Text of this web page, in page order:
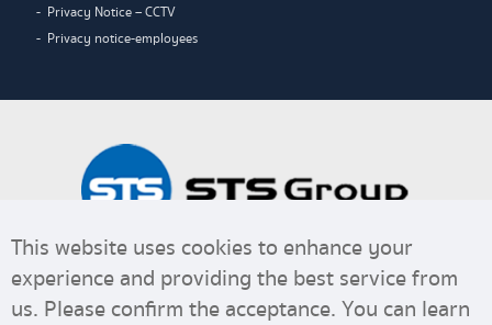
Privacy Notice – CCTV
Privacy notice-employees
This website uses cookies to enhance your
experience and providing the best service from
us. Please confirm the acceptance. You can learn